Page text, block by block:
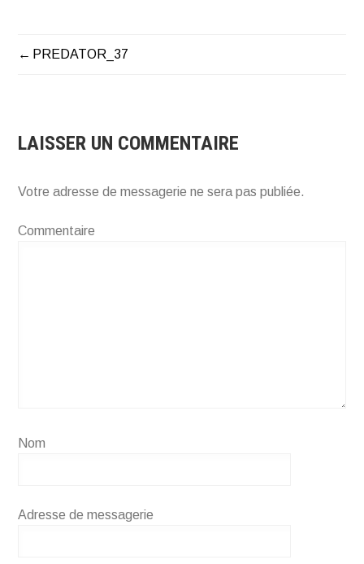
NAVIGATION
L’ARTICLE
PREDATOR_37
LAISSER UN COMMENTAIRE
Votre adresse de messagerie ne sera pas publiée.
Commentaire
Nom
Adresse de messagerie